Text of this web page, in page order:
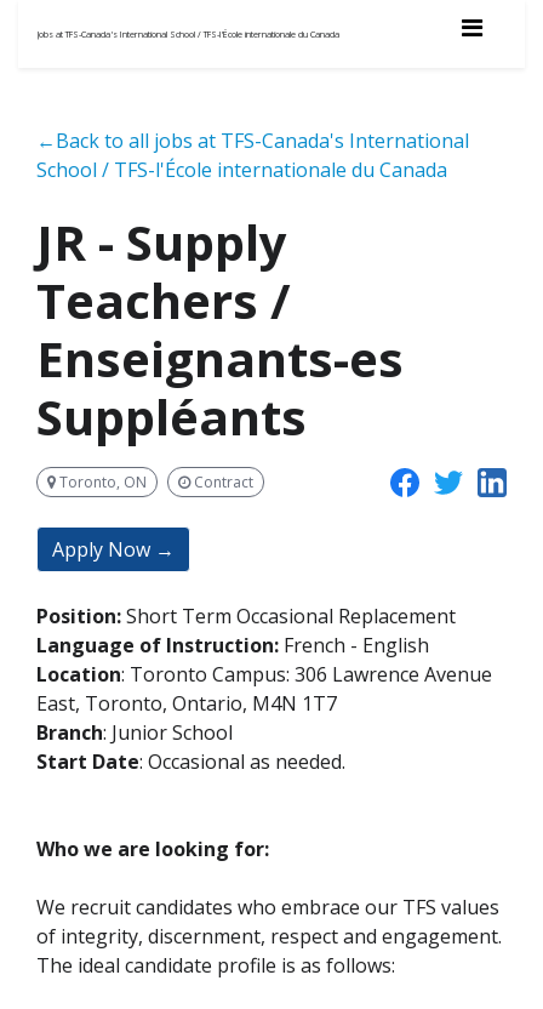
Jobs at TFS-Canada's International School / TFS-l'École internationale du Canada
←Back to all jobs at TFS-Canada's International
School / TFS-l'École internationale du Canada
JR - Supply
Teachers /
Enseignants-es
Suppléants
Toronto, ON Contract
Apply Now →
Position:Short Term Occasional Replacement
Language of Instruction: French - English
Location: Toronto Campus: 306 Lawrence Avenue
East, Toronto, Ontario, M4N 1T7
Branch: Junior School
Start Date: Occasional as needed.
Who we are looking for:
We recruit candidates who embrace our TFS values
of integrity, discernment, respect and engagement.
The ideal candidate profile is as follows: